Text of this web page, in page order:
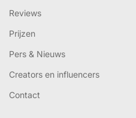
Reviews
Prijzen
Pers & Nieuws
Creators en influencers
Contact